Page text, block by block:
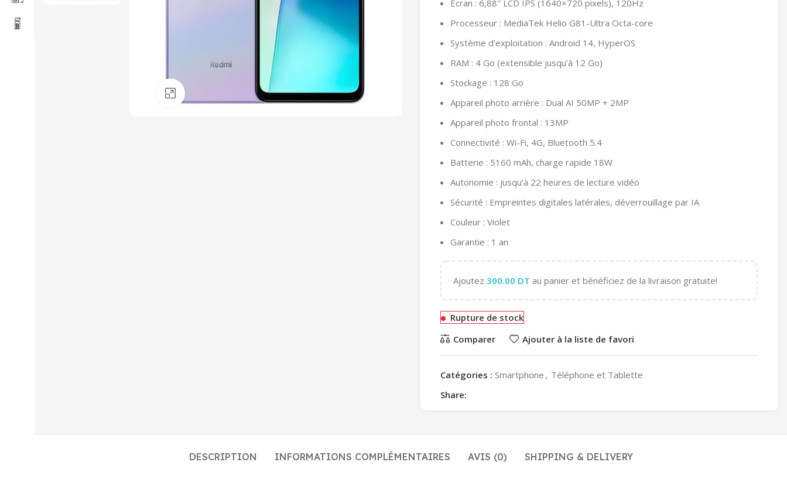
Click to enlarge
Écran : 6,88″ LCD IPS (1640×720 pixels), 120Hz
Processeur : MediaTek Helio G81-Ultra Octa-core
Système d’exploitation : Android 14, HyperOS
RAM : 4 Go (extensible jusqu’à 12 Go)
Stockage : 128 Go
Appareil photo arrière : Dual AI 50MP + 2MP
Appareil photo frontal : 13MP
Connectivité : Wi-Fi, 4G, Bluetooth 5.4
Batterie : 5160 mAh, charge rapide 18W
Autonomie : jusqu’à 22 heures de lecture vidéo
Sécurité : Empreintes digitales latérales, déverrouillage par IA
Couleur : Violet
Garantie : 1 an
Ajoutez 300.00 DT au panier et bénéficiez de la livraison gratuite!
Rupture de stock
Comparer
Ajouter à la liste de favori
Catégories : Smartphone , Téléphone et Tablette
Share:
DESCRIPTION INFORMATIONS COMPLÉMENTAIRES AVIS (0) SHIPPING & DELIVERY